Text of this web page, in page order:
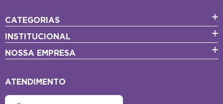
CATEGORIAS
INSTITUCIONAL
NOSSA EMPRESA
ATENDIMENTO